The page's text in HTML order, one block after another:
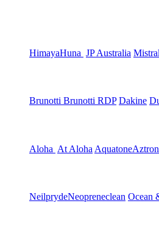
HimayaHuna JP Australia Mistral
Brunotti Brunotti RDP Dakine
Aloha At Aloha AquatoneAztron
NeilprydeNeopreneclean Ocean